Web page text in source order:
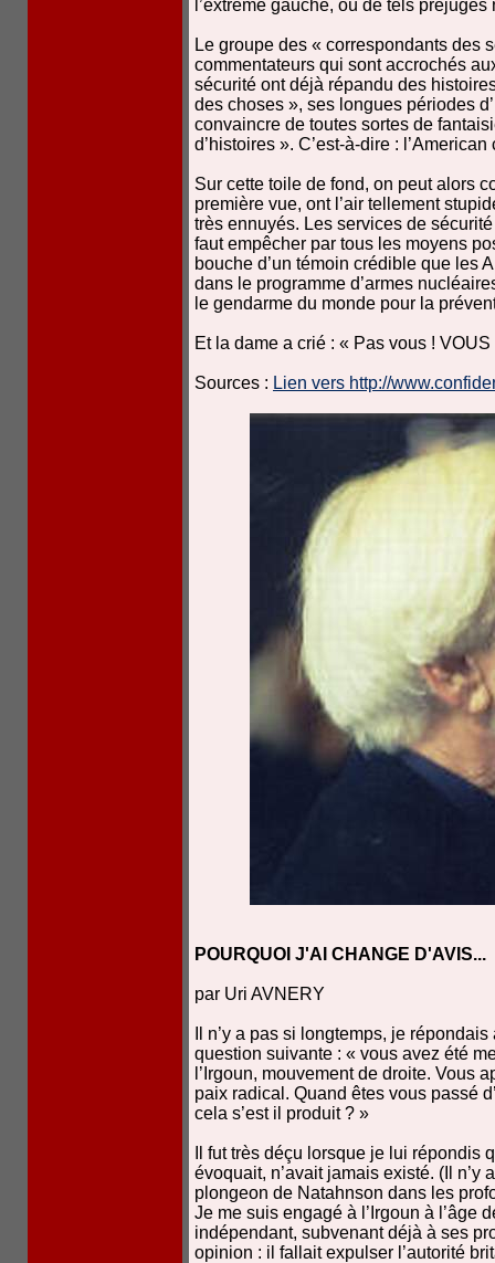
l’extrême gauche, où de tels
Le groupe des « correspondants des
commentateurs qui sont accrochés
sécurité ont déjà répandu des
des choses », ses longues périodes
convaincre de toutes sortes de
d’histoires ». C’est-à-dire :
Sur cette toile de fond, on peut alors
première vue, ont l’air tellement
très ennuyés. Les services de
faut empêcher par tous les moyens
bouche d’un témoin crédible que les
dans le programme d’armes
le gendarme du monde pour la
Et la dame a crié : « Pas vous !
Sources : Lien vers http://
POURQUOI J'AI CHANGE D'AVIS...
par Uri AVNERY
Il n’y a pas si longtemps, je
question suivante : « vous avez été
l’Irgoun, mouvement de droite. Vous
paix radical. Quand êtes vous passé
cela s’est il produit ? »
Il fut très déçu lorsque je lui répondis
évoquait, n’avait jamais existé. (Il n’y
plongeon de Natahnson dans les
Je me suis engagé à l’Irgoun à l’âge
indépendant, subvenant déjà à ses
opinion : il fallait expulser l’autorité